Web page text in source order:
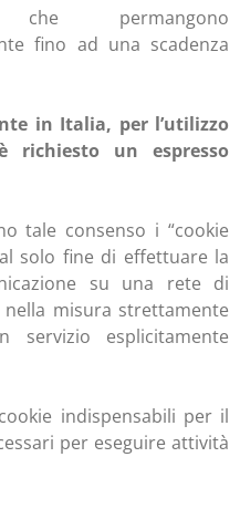
permangono
fino ad una scadenza
in Italia, per l’utilizzo
richiesto un espresso
tale consenso i “cookie
solo fine di effettuare la
su una rete di
misura strettamente
servizio esplicitamente
indispensabili per il
per eseguire attività